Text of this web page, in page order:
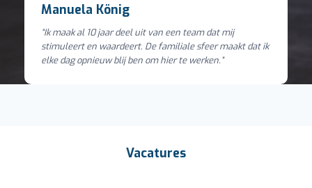
Manuela König
“Ik maak al 10 jaar deel uit van een team dat mij
stimuleert en waardeert. De familiale sfeer maakt dat ik
elke dag opnieuw blij ben om hier te werken.”
Vacatures